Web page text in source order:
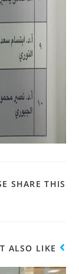
SHARE THIS
ALSO LIKE